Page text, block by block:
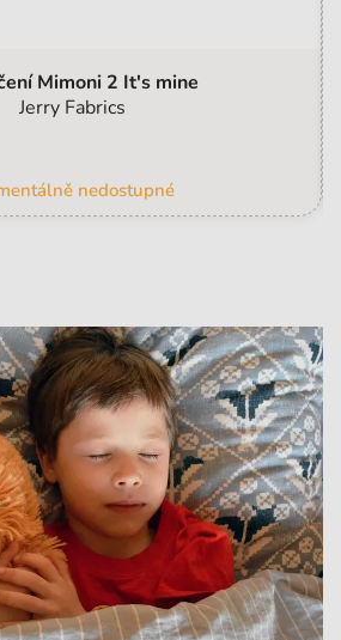
Mimoni 2 It's mine
Jerry Fabrics
nedostupné